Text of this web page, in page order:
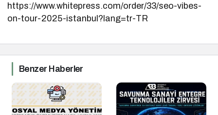
https://www.whitepress.com/order/33/seo-vibes-
on-tour-2025-istanbul?lang=tr-TR
Benzer Haberler